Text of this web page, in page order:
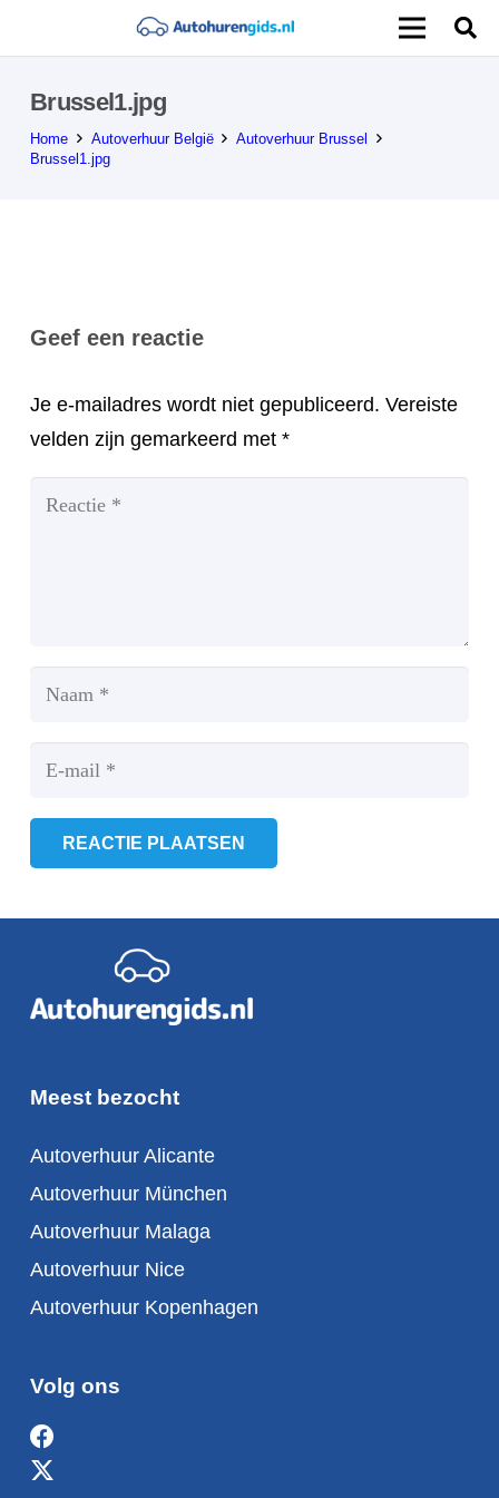
Brussel1.jpg
Home Autoverhuur België
Autoverhuur Brussel
Brussel1.jpg
Geef een reactie
Je e-mailadres wordt niet gepubliceerd. Vereiste
velden zijn gemarkeerd met *
REACTIE PLAATSEN
Meest bezocht
Autoverhuur Alicante
Autoverhuur München
Autoverhuur Malaga
Autoverhuur Nice
Autoverhuur Kopenhagen
Volg ons